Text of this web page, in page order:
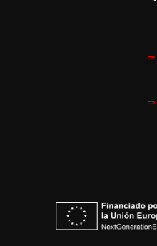
⇒
⇒